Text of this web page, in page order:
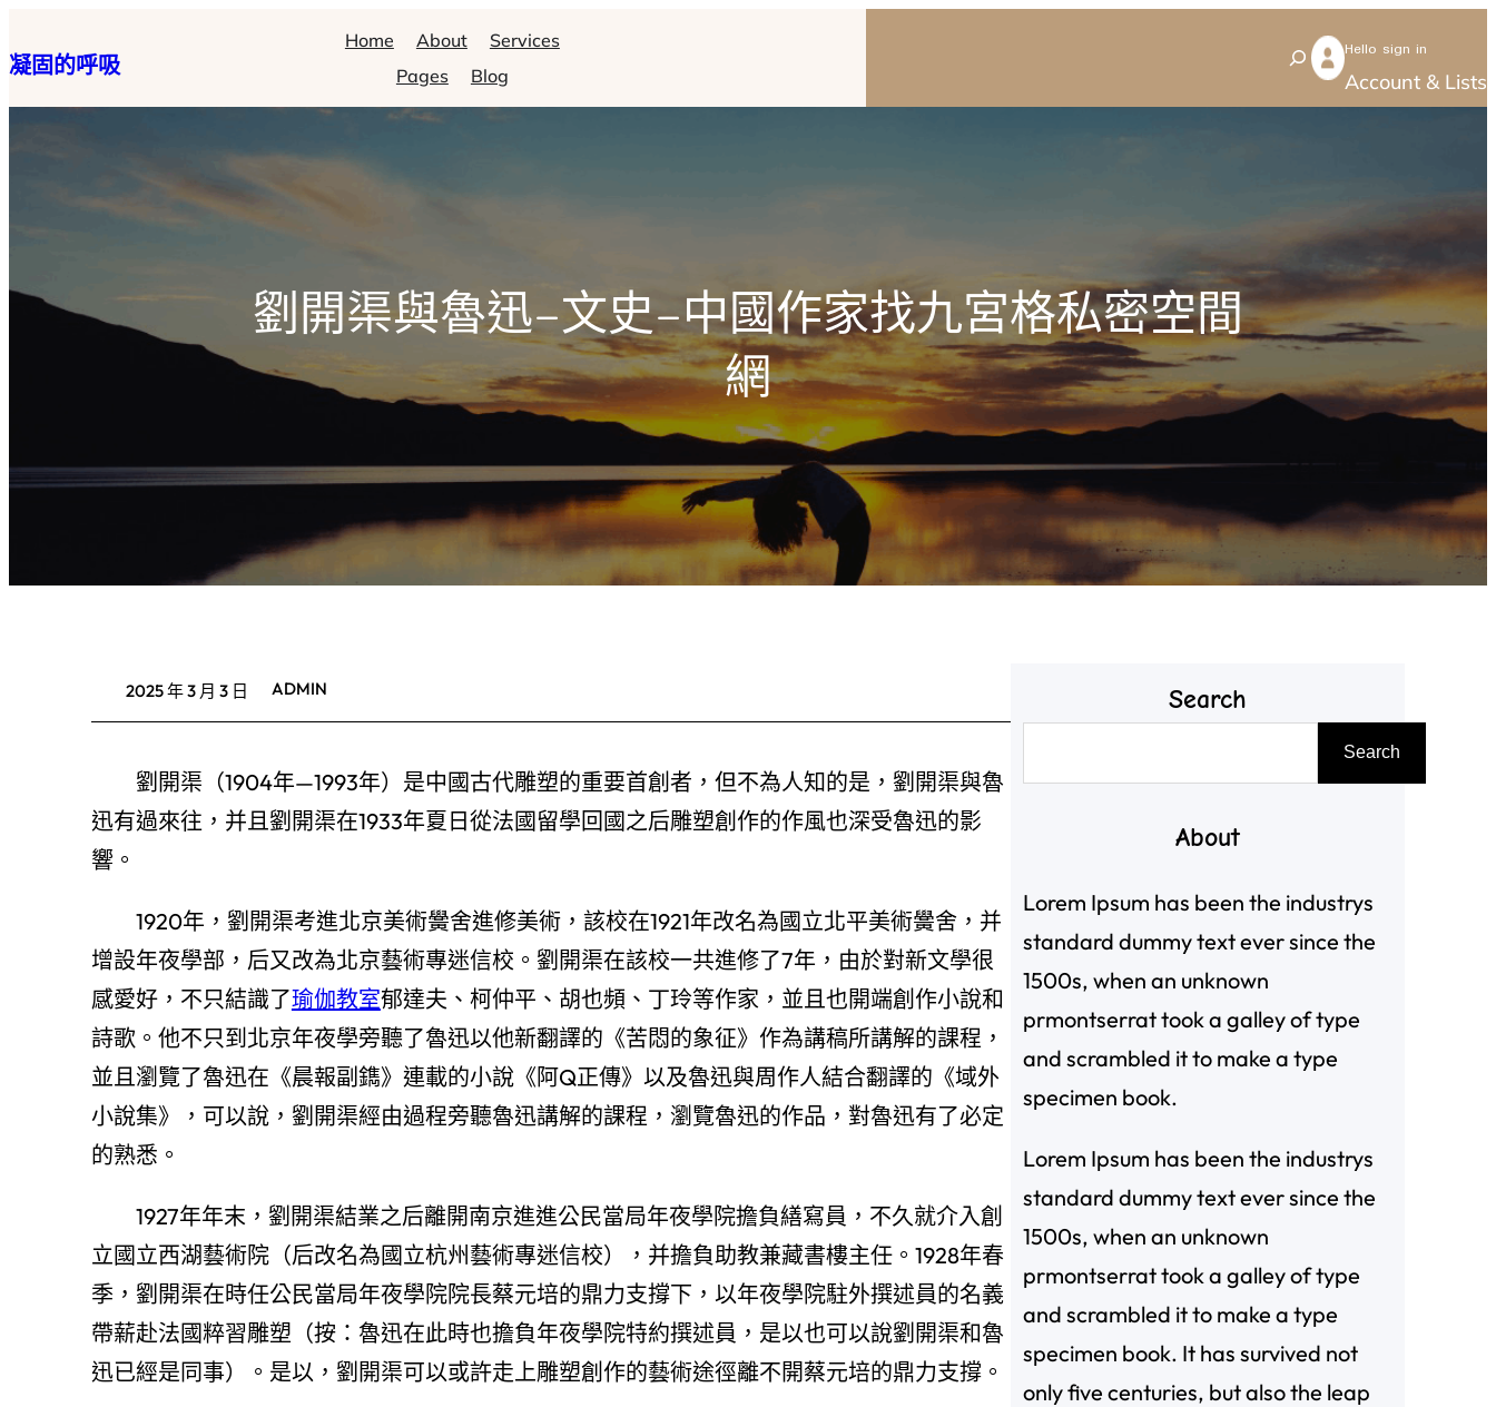
至
主
凝固的呼吸
Home About
Services
Pages
Blog
S
e
Hello sign in
Account & Lists
劉開渠與魯迅–文史–中國作家找九宮格私密空間
網
2025 年 3 月 3 日 ADMIN
劉開渠（1904年—1993年）是中國古代雕塑的重要首創者，但不為人知的是，劉開渠與魯
迅有過來往，并且劉開渠在1933年夏日從法國留學回國之后雕塑創作的作風也深受魯迅的影
響。
1920年，劉開渠考進北京美術黌舍進修美術，該校在1921年改名為國立北平美術黌舍，并
增設年夜學部，后又改為北京藝術專迷信校。劉開渠在該校一共進修了7年，由於對新文學很
感愛好，不只結識了瑜伽教室郁達夫、柯仲平、胡也頻、丁玲等作家，並且也開端創作小說和
詩歌。他不只到北京年夜學旁聽了魯迅以他新翻譯的《苦悶的象征》作為講稿所講解的課程，
並且瀏覽了魯迅在《晨報副鐫》連載的小說《阿Q正傳》以及魯迅與周作人結合翻譯的《域外
小說集》，可以說，劉開渠經由過程旁聽魯迅講解的課程，瀏覽魯迅的作品，對魯迅有了必定
的熟悉。
1927年年末，劉開渠結業之后離開南京進進公民當局年夜學院擔負繕寫員，不久就介入創
立國立西湖藝術院（后改名為國立杭州藝術專迷信校），并擔負助教兼藏書樓主任。1928年春
季，劉開渠在時任公民當局年夜學院院長蔡元培的鼎力支撐下，以年夜學院駐外撰述員的名義
帶薪赴法國粹習雕塑（按：魯迅在此時也擔負年夜學院特約撰述員，是以也可以說劉開渠和魯
迅已經是同事）。是以，劉開渠可以或許走上雕塑創作的藝術途徑離不開蔡元培的鼎力支撐。
Search
尋
Search
About
Lorem Ipsum has been the industrys
standard dummy text ever since the
1500s, when an unknown
prmontserrat took a galley of type
and scrambled it to make a type
specimen book.
Lorem Ipsum has been the industrys
standard dummy text ever since the
1500s, when an unknown
prmontserrat took a galley of type
and scrambled it to make a type
specimen book. It has survived not
only five centuries, but also the leap